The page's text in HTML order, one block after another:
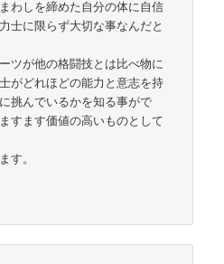
わしを締めた自分の体に自信
士に限らず大切な事なんだと
ツが他の格闘技とは比べ物に
がどれほどの能力と意志を持
挑んでいるかを知る事がで
すます価値の高いものとして
す。